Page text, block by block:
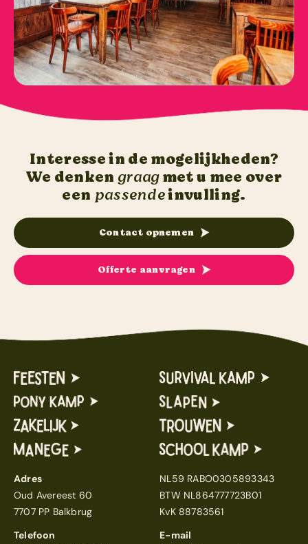
Interesse in de mogelijkheden?
We denkengraagmet u mee over
een passendeinvulling.
Contact opnemen
Offerte aanvragen
Adres
Oud Avereest 60
7707 PP Balkbrug
NL59 RABO0305893343
BTW NL864777723B01
KvK 88783561
Telefoon
E-mail